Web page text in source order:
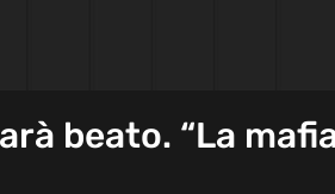
beato. “La